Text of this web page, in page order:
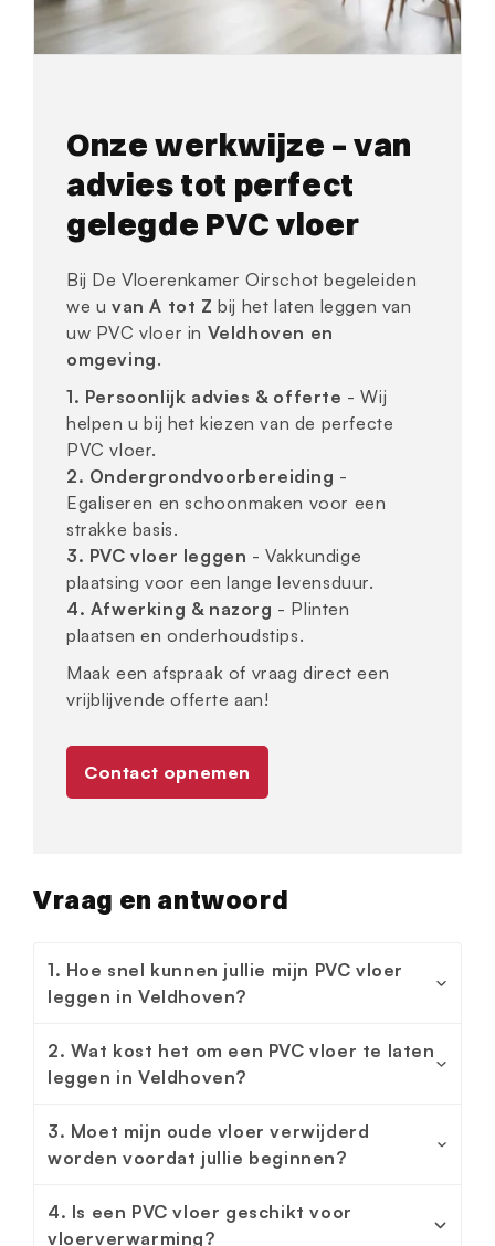
Onze werkwijze – van
advies tot perfect
gelegde PVC vloer
Bij De Vloerenkamer Oirschot begeleiden
we u van A tot Z bij het laten leggen van
uw PVC vloer in Veldhoven en
omgeving.
1. Persoonlijk advies & offerte - Wij
helpen u bij het kiezen van de perfecte
PVC vloer.
2. Ondergrondvoorbereiding -
Egaliseren en schoonmaken voor een
strakke basis.
3. PVC vloer leggen - Vakkundige
plaatsing voor een lange levensduur.
4. Afwerking & nazorg - Plinten
plaatsen en onderhoudstips.
Maak een afspraak of vraag direct een
vrijblijvende offerte aan!
Contact opnemen
Vraag en antwoord
1. Hoe snel kunnen jullie mijn PVC vloer
leggen in Veldhoven?
2. Wat kost het om een PVC vloer te laten
leggen in Veldhoven?
3. Moet mijn oude vloer verwijderd
worden voordat jullie beginnen?
4. Is een PVC vloer geschikt voor
vloerverwarming?